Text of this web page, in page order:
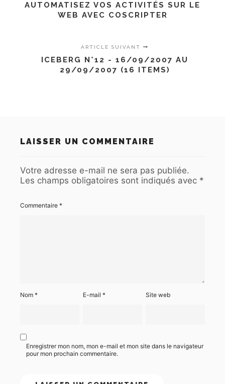
AUTOMATISEZ VOS ACTIVITÉS SUR LE
WEB AVEC COSCRIPTER
ARTICLE SUIVANT
ICEBERG N°12 - 16/09/2007 AU
29/09/2007 (16 ITEMS)
LAISSER UN COMMENTAIRE
Votre adresse e-mail ne sera pas publiée.
Les champs obligatoires sont indiqués avec *
Commentaire *
Nom * E-mail* Site web
Enregistrer mon nom, mon e-mail et mon site dans le navigateur
pour mon prochain commentaire.